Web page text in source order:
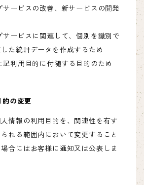
サービスの改善、新サービスの開発
サービスに関連して、個別を識別で
た統計データを作成するため
記利用目的に付随する目的のため
の変更
情報の利用目的を、関連性を有す
れる範囲内において変更すること
合にはお客様に通知又は公表しま